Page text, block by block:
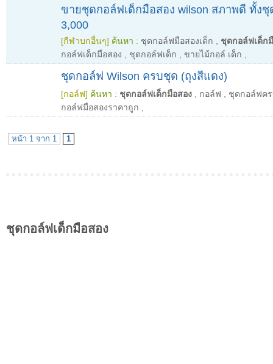
ขายชุดกอล์ฟเด็กมือสอง wilson สภาพดี ทั้งชุ
3,000
[กีฬาบกอื่นๆ] ค้นหา : ชุดกอล์ฟมือสองเด็ก
ชุดกอล์ฟเด็ก
กอล์ฟเด็กมือสอง
ชุดกอล์ฟเด็ก ขายไม้กอล์ เด็ก
ชุดกอล์ฟ Wilson ครบชุด (ถุงสีแดง)
[กอล์ฟ] ค้นหา : ชุดกอล์ฟเด็กมือสอง กอล์ฟ
ชุดกอล์ฟค
กอล์ฟมือสองราคาถูก
หน้า 1 จาก 1 1
ชุดกอล์ฟเด็กมือสอง